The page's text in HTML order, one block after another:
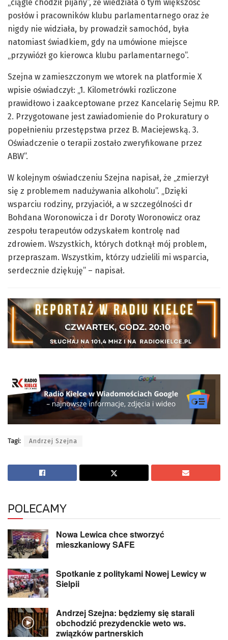
„ciągle chodził pijany”, że wiedziała o tym większość
posłów i pracowników klubu parlamentarnego oraz że
nigdy nie widziała, by prowadził samochód, była
natomiast świadkiem, gdy na umówione miejsce
„przywiózł go kierowca klubu parlamentarnego”.
Szejna w zamieszczonym we wtorek na platformie X
wpisie oświadczył: „1. Kilometrówki rozliczone
prawidłowo i zaakceptowane przez Kancelarię Sejmu RP.
2. Przygotowane jest zawiadomienie do Prokuratury o
popełnieniu przestępstwa przez B. Maciejewską. 3.
Oświadczenie o terapii zostało zweryfikowane przez
ABW”.
W kolejnym oświadczeniu Szejna napisał, że „zmierzył
się z problemem nadużywania alkoholu”. „Dzięki
wsparciu rodziny, przyjaciół, a w szczególności dr
Bohdana Woronowicza i dr Doroty Woronowicz oraz
zespołu terapeutów odzyskałem kontrolę nad
zdrowiem. Wszystkich, których dotknął mój problem,
przepraszam. Wszystkim, którzy udzielili mi wsparcia,
serdecznie dziękuję” – napisał.
Tagi: Andrzej Szejna
POLECAMY
Nowa Lewica chce stworzyć
mieszkaniowy SAFE
Spotkanie z politykami Nowej Lewicy w
Sielpii
Andrzej Szejna: będziemy się starali
obchodzić prezydenckie weto ws.
związków partnerskich